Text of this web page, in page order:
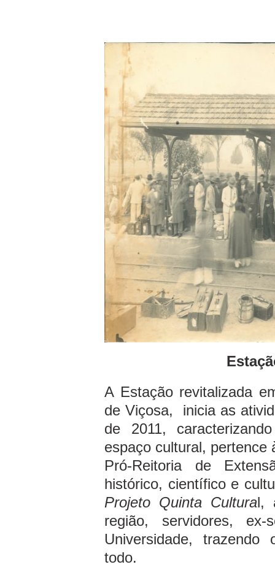
A Estação revitalizada
de Viçosa, inicia as
de 2011,
espaço cultural, pertence
Pró-Reitoria de
histórico, científico e
Projeto Quinta Cultural,
região, servidores,
Universidade,
todo.